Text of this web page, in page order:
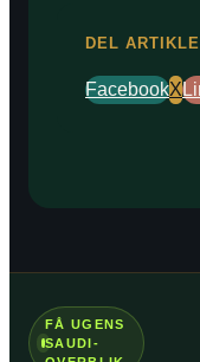
DEL
FacebookX
FÅ UGENS
SAUDI-